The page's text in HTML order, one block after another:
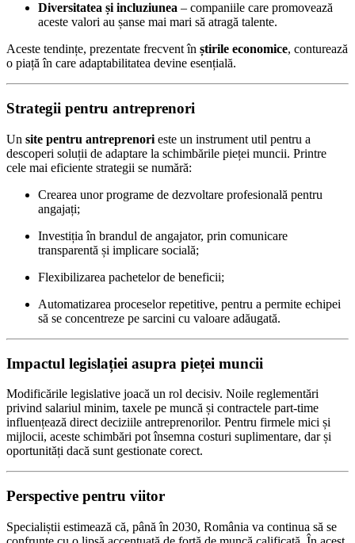
Diversitatea și incluziunea – companiile care promovează
aceste valori au șanse mai mari să atragă talente.
Aceste tendințe, prezentate frecvent în știrile economice, conturează
o piață în care adaptabilitatea devine esențială.
Strategii pentru antreprenori
Un site pentru antreprenori este un instrument util pentru a
descoperi soluții de adaptare la schimbările pieței muncii. Printre
cele mai eficiente strategii se numără:
Crearea unor programe de dezvoltare profesională pentru
angajați;
Investiția în brandul de angajator, prin comunicare
transparentă și implicare socială;
Flexibilizarea pachetelor de beneficii;
Automatizarea proceselor repetitive, pentru a permite echipei
să se concentreze pe sarcini cu valoare adăugată.
Impactul legislației asupra pieței muncii
Modificările legislative joacă un rol decisiv. Noile reglementări
privind salariul minim, taxele pe muncă și contractele part-time
influențează direct deciziile antreprenorilor. Pentru firmele mici și
mijlocii, aceste schimbări pot însemna costuri suplimentare, dar și
oportunități dacă sunt gestionate corect.
Perspective pentru viitor
Specialiștii estimează că, până în 2030, România va continua să se